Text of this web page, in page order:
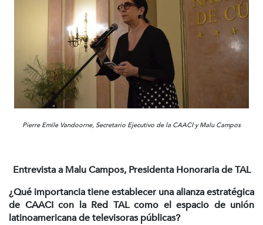
Pierre Emile Vandoorne, Secretario Ejecutivo de la CAACI y Malu Campos
Entrevista a Malu Campos, Presidenta Honoraria de TAL
¿Qué importancia tiene establecer una alianza estratégica
de CAACI con la Red TAL como el espacio de unión
latinoamericana de televisoras públicas?